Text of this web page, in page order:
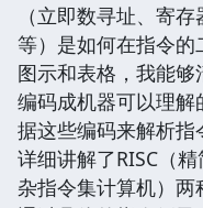
（立即数寻址、寄
等）是如何在指令
图示和表格，我能
编码成机器可以理解
据这些编码来解析
详细讲解了RISC（
杂指令集计算机）两